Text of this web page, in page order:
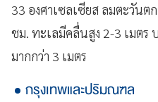
33 องศาเซลเซียส ลมตะวันต
ชม. ทะเลมีคลื่นสูง 2-3 เมต
มากกว่า 3 เมตร
กรุงเทพและปริมณฑล